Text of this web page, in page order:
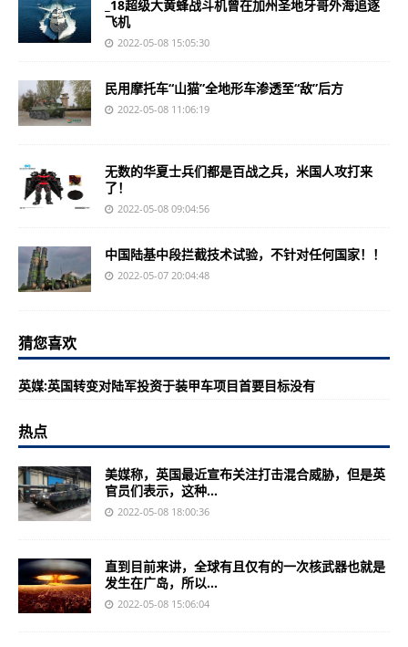
_18超级大黄蜂战斗机曾在加州圣地牙哥外海追逐
飞机
2022-05-08 15:05:30
民用摩托车“山猫”全地形车渗透至“敌”后方
2022-05-08 11:06:19
无数的华夏士兵们都是百战之兵，米国人攻打来
了！
2022-05-08 09:04:56
中国陆基中段拦截技术试验，不针对任何国家！！
2022-05-07 20:04:48
猜您喜欢
英媒:英国转变对陆军投资于装甲车项目首要目标没有
热点
美媒称，英国最近宣布关注打击混合威胁，但是英
官员们表示，这种...
2022-05-08 18:00:36
直到目前来讲，全球有且仅有的一次核武器也就是
发生在广岛，所以...
2022-05-08 15:06:04